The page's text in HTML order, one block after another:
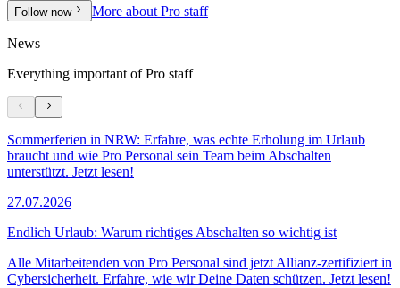
Follow now More about Pro staff
News
Everything important of Pro staff
Sommerferien in NRW: Erfahre, was echte Erholung im Urlaub
braucht und wie Pro Personal sein Team beim Abschalten
unterstützt. Jetzt lesen!
27.07.2026
Endlich Urlaub: Warum richtiges Abschalten so wichtig ist
Alle Mitarbeitenden von Pro Personal sind jetzt Allianz-zertifiziert in
Cybersicherheit. Erfahre, wie wir Deine Daten schützen. Jetzt lesen!